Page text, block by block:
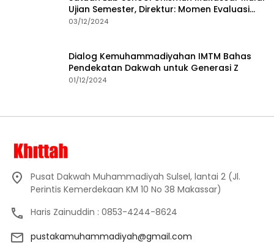
Ujian Semester, Direktur: Momen Evaluasi
Proses Pembelajaran
03/12/2024
Dialog Kemuhammadiyahan IMTM Bahas
Pendekatan Dakwah untuk Generasi Z
01/12/2024
Pusat Dakwah Muhammadiyah Sulsel, lantai 2 (Jl.
Perintis Kemerdekaan KM 10 No 38 Makassar)
Haris Zainuddin : 0853-4244-8624
pustakamuhammadiyah@gmail.com